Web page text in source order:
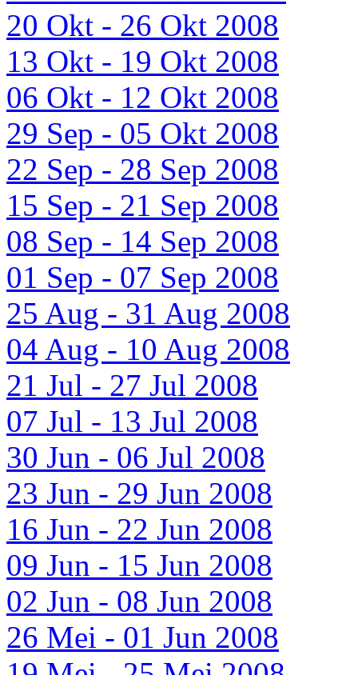
20 Okt - 26 Okt 2008
13 Okt - 19 Okt 2008
06 Okt - 12 Okt 2008
29 Sep - 05 Okt 2008
22 Sep - 28 Sep 2008
15 Sep - 21 Sep 2008
08 Sep - 14 Sep 2008
01 Sep - 07 Sep 2008
25 Aug - 31 Aug 2008
04 Aug - 10 Aug 2008
21 Jul - 27 Jul 2008
07 Jul - 13 Jul 2008
30 Jun - 06 Jul 2008
23 Jun - 29 Jun 2008
16 Jun - 22 Jun 2008
09 Jun - 15 Jun 2008
02 Jun - 08 Jun 2008
26 Mei - 01 Jun 2008